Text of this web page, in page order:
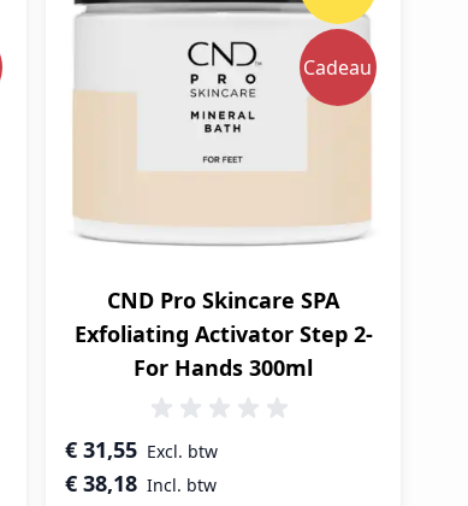
CND Pro Skincare SPA
Exfoliating Activator Step 2-
For Hands 300ml
Speciale prijs
€ 38,18
€ 31,55
Cadeau